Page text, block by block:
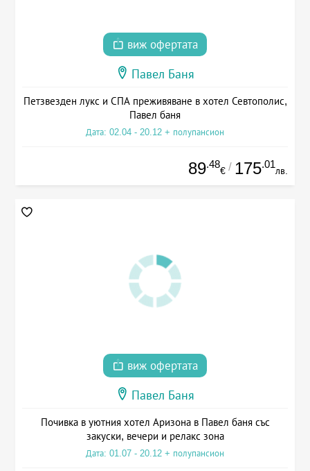
виж офертата
Павел Баня
Петзвезден лукс и СПА преживяване в хотел Севтополис,
Павел баня
Дата: 02.04 - 20.12 + полупансион
89.48
€ / 175.01
лв.
виж офертата
Павел Баня
Почивка в уютния хотел Аризона в Павел баня със
закуски, вечери и релакс зона
Дата: 01.07 - 20.12 + полупансион